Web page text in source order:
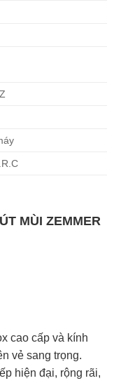
MÙI ZEMMER
cao cấp và kính
vẻ sang trọng.
hiện đại, rộng rãi,